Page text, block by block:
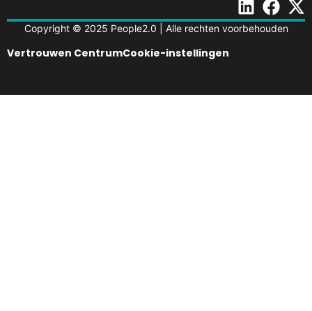
Copyright © 2025 People2.0 | Alle rechten voorbehouden
Vertrouwen CentrumCookie-instellingen